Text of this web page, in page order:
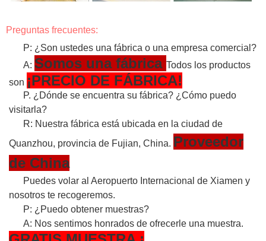
Preguntas frecuentes:
P: ¿Son ustedes una fábrica o una empresa comercial?
A: Somos una fábrica Todos los productos
son ¡PRECIO DE FÁBRICA!
P. ¿Dónde se encuentra su fábrica? ¿Cómo puedo
visitarla?
R: Nuestra fábrica está ubicada en la ciudad de
Quanzhou, provincia de Fujian, China. Proveedor
de China
Puedes volar al Aeropuerto Internacional de Xiamen y
nosotros te recogeremos.
P: ¿Puedo obtener muestras?
A: Nos sentimos honrados de ofrecerle una muestra.